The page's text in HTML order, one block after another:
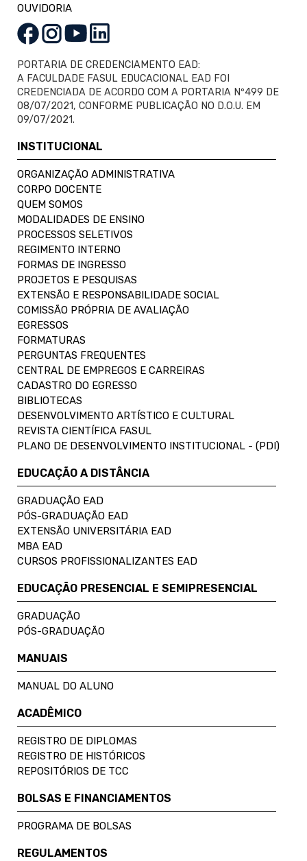
OUVIDORIA
PORTARIA DE CREDENCIAMENTO EAD:
A FACULDADE FASUL EDUCACIONAL EAD FOI
CREDENCIADA DE ACORDO COM A PORTARIA Nº499 DE
08/07/2021, CONFORME PUBLICAÇÃO NO D.O.U. EM
09/07/2021.
INSTITUCIONAL
ORGANIZAÇÃO ADMINISTRATIVA
CORPO DOCENTE
QUEM SOMOS
MODALIDADES DE ENSINO
PROCESSOS SELETIVOS
REGIMENTO INTERNO
FORMAS DE INGRESSO
PROJETOS E PESQUISAS
EXTENSÃO E RESPONSABILIDADE SOCIAL
COMISSÃO PRÓPRIA DE AVALIAÇÃO
EGRESSOS
FORMATURAS
PERGUNTAS FREQUENTES
CENTRAL DE EMPREGOS E CARREIRAS
CADASTRO DO EGRESSO
BIBLIOTECAS
DESENVOLVIMENTO ARTÍSTICO E CULTURAL
REVISTA CIENTÍFICA FASUL
PLANO DE DESENVOLVIMENTO INSTITUCIONAL - (PDI)
EDUCAÇÃO A DISTÂNCIA
GRADUAÇÃO EAD
PÓS-GRADUAÇÃO EAD
EXTENSÃO UNIVERSITÁRIA EAD
MBA EAD
CURSOS PROFISSIONALIZANTES EAD
EDUCAÇÃO PRESENCIAL E SEMIPRESENCIAL
GRADUAÇÃO
PÓS-GRADUAÇÃO
MANUAIS
MANUAL DO ALUNO
ACADÊMICO
REGISTRO DE DIPLOMAS
REGISTRO DE HISTÓRICOS
REPOSITÓRIOS DE TCC
BOLSAS E FINANCIAMENTOS
PROGRAMA DE BOLSAS
REGULAMENTOS